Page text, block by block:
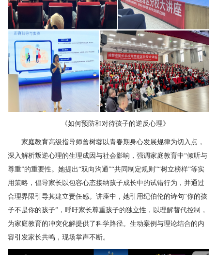
《如何预防和对待孩子的逆反心理》
家庭教育高级指导师曾树蓉以青春期身心发展规律为切入点，
深入解析叛逆心理的生理成因与社会影响，强调家庭教育中“倾听与
尊重”的重要性。她提出“双向沟通”“共同制定规则”“树立榜样”等实
用策略，倡导家长以包容心态接纳孩子成长中的试错行为，并通过
合理界限引导其建立责任感。讲座中，她引用纪伯伦的诗句“你的孩
子不是你的孩子”，呼吁家长尊重孩子的独立性，以理解替代控制，
为家庭教育的冲突化解提供了科学路径。生动案例与理论结合的内
容引发家长共鸣，现场掌声不断。